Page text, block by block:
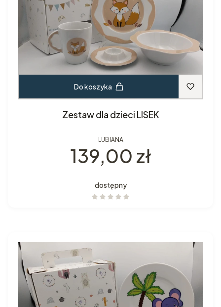
Do koszyka
Zestaw dla dzieci LISEK
LUBIANA
Cena
139,00 zł
dostępny